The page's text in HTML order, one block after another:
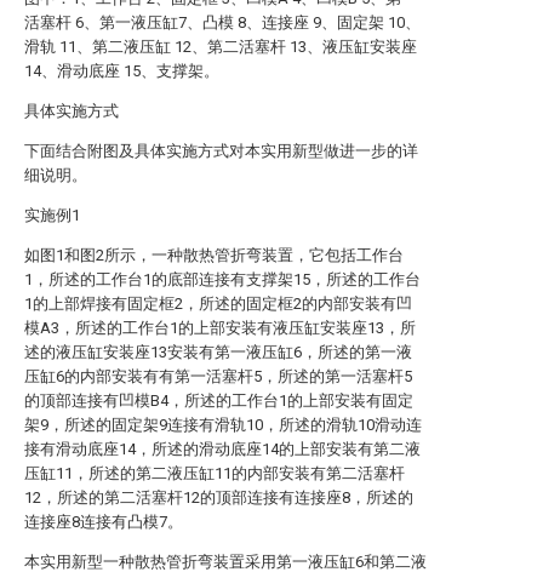
活塞杆 6、第一液压缸7、凸模 8、连接座 9、固定架 10、
滑轨 11、第二液压缸 12、第二活塞杆 13、液压缸安装座
14、滑动底座 15、支撑架。
具体实施方式
下面结合附图及具体实施方式对本实用新型做进一步的详
细说明。
实施例1
如图1和图2所示，一种散热管折弯装置，它包括工作台
1，所述的工作台1的底部连接有支撑架15，所述的工作台
1的上部焊接有固定框2，所述的固定框2的内部安装有凹
模A3，所述的工作台1的上部安装有液压缸安装座13，所
述的液压缸安装座13安装有第一液压缸6，所述的第一液
压缸6的内部安装有有第一活塞杆5，所述的第一活塞杆5
的顶部连接有凹模B4，所述的工作台1的上部安装有固定
架9，所述的固定架9连接有滑轨10，所述的滑轨10滑动连
接有滑动底座14，所述的滑动底座14的上部安装有第二液
压缸11，所述的第二液压缸11的内部安装有第二活塞杆
12，所述的第二活塞杆12的顶部连接有连接座8，所述的
连接座8连接有凸模7。
本实用新型一种散热管折弯装置采用第一液压缸6和第二液